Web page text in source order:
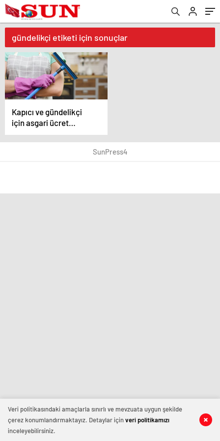
gündelikçi etiketi için sonuçlar
Kapıcı ve gündelikçi
için asgari ücret
desteği nasıl alınır?
SunPress4
Veri politikasındaki amaçlarla sınırlı ve mevzuata uygun şekilde
çerez konumlandırmaktayız. Detaylar içinveri politikamızı
inceleyebilirsiniz.